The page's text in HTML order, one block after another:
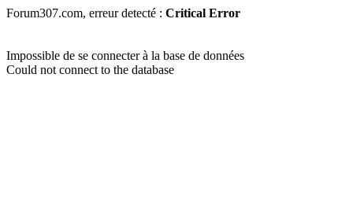
Forum307.com, erreur detecté : Critical Error
Impossible de se connecter à la base de données
Could not connect to the database